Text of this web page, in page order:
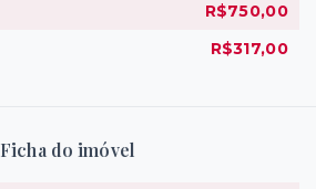
R$750,00
R$317,00
Ficha do imóvel